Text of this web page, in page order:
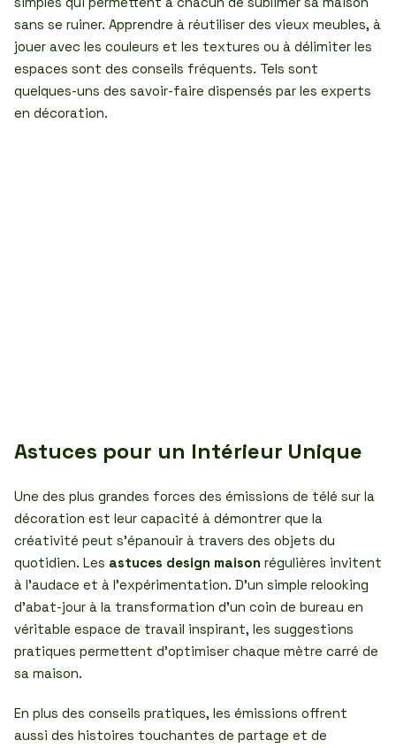
sans se ruiner. Apprendre à réutiliser des vieux meubles, à
jouer avec les couleurs et les textures ou à délimiter les
espaces sont des conseils fréquents. Tels sont
quelques-uns des savoir-faire dispensés par les experts
en décoration.
Astuces pour un Intérieur Unique
Une des plus grandes forces des émissions de télé sur la
décoration est leur capacité à démontrer que la
créativité peut s’épanouir à travers des objets du
quotidien. Les astuces design maison régulières invitent
à l’audace et à l’expérimentation. D’un simple relooking
d’abat-jour à la transformation d’un coin de bureau en
véritable espace de travail inspirant, les suggestions
pratiques permettent d’optimiser chaque mètre carré de
sa maison.
En plus des conseils pratiques, les émissions offrent
aussi des histoires touchantes de partage et de